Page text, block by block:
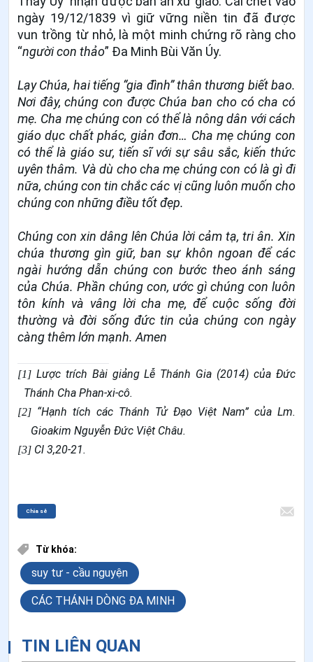
ngày 19/12/1839 vì giữ vững niền tin đã được
vun trồng từ nhỏ, là một minh chứng rõ ràng cho
“người con thảo” Đa Minh Bùi Văn Úy.
Lạy Chúa, hai tiếng “gia đình” thân thương biết bao.
Nơi đây, chúng con được Chúa ban cho có cha có
mẹ. Cha mẹ chúng con có thể là nông dân với cách
giáo dục chất phác, giản đơn… Cha mẹ chúng con
có thể là giáo sư, tiến sĩ với sự sâu sắc, kiến thức
uyên thâm. Và dù cho cha mẹ chúng con có là gì đi
nữa, chúng con tin chắc các vị cũng luôn muốn cho
chúng con những điều tốt đẹp.
Chúng con xin dâng lên Chúa lời cảm tạ, tri ân. Xin
chúa thương gìn giữ, ban sự khôn ngoan để các
ngài hướng dẫn chúng con bước theo ánh sáng
của Chúa. Phần chúng con, ước gì chúng con luôn
tôn kính và vâng lời cha mẹ, để cuộc sống đời
thường và đời sống đức tin của chúng con ngày
càng thêm lớn mạnh. Amen
[1] Lược trích Bài giảng Lễ Thánh Gia (2014) của Đức
Thánh Cha Phan-xi-cô.
[2] “Hạnh tích các Thánh Tử Đạo Việt Nam” của Lm.
Gioakim Nguyễn Đức Việt Châu.
[3] Cl 3,20-21.
Chia sẻ
Từ khóa:
suy tư - cầu nguyện
CÁC THÁNH DÒNG ĐA MINH
TIN LIÊN QUAN